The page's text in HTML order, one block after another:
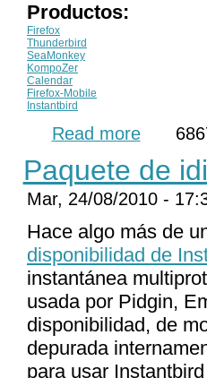
Productos:
Firefox
Thunderbird
SeaMonkey
KompoZer
Calendar
Firefox-Mobile
Instantbird
Read more about
Paquete de
Mar, 24/08/2010 -
Hace algo más de
disponibilidad de
instantánea
usada por Pidgin,
disponibilidad, de
depurada
para usar